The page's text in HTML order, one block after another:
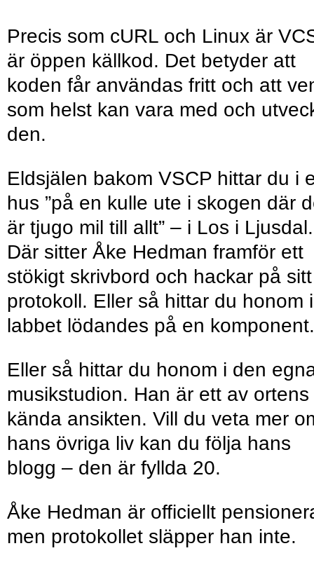
Precis som cURL och Linux är
är öppen källkod. Det betyder att
koden får användas fritt och att
som helst kan vara med och
den.
Eldsjälen bakom VSCP hittar du i
hus ”på en kulle ute i skogen där
är tjugo mil till allt” – i Los i Ljusdal.
Där sitter Åke Hedman framför ett
stökigt skrivbord och hackar på sitt
protokoll. Eller så hittar du honom i
labbet lödandes på en
Eller så hittar du honom i den
musikstudion. Han är ett av ortens
kända ansikten. Vill du veta mer
hans övriga liv kan du följa hans
blogg – den är fyllda 20.
Åke Hedman är officiellt
men protokollet släpper han inte.